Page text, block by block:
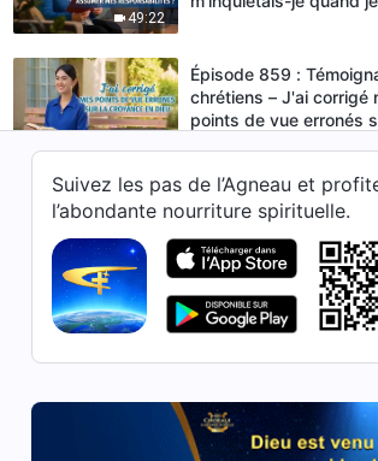
49:22
Épisode 859 :
chrétiens – J'ai corrigé
points de vue erronés
50:22
Épisode 858 :
chrétiens – J'ai fait
l'expérience que le
de Dieu est le plus
Épisode 857 :
chrétiens – Je ne
être promue – Par quoi
Épisode 458 :
chrétiens – Comment
Suivez les pas de l’Agneau et
l’abondante nourriture spirituelle.